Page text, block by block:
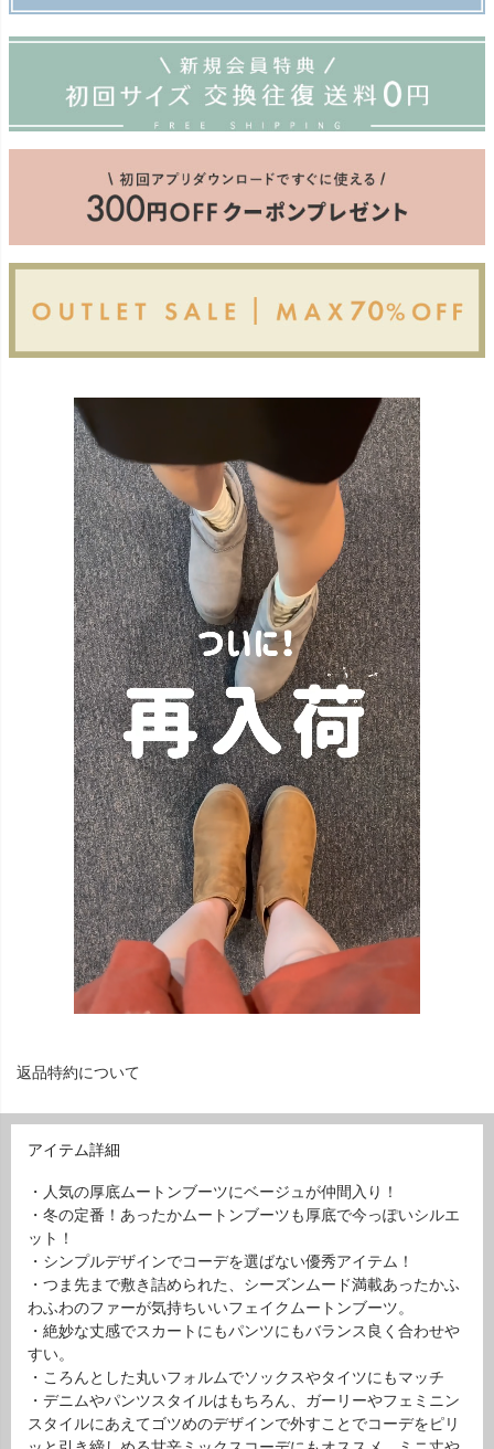
返品特約について
アイテム詳細
・人気の厚底ムートンブーツにベージュが仲間入り！
・冬の定番！あったかムートンブーツも厚底で今っぽいシルエ
ット！
・シンプルデザインでコーデを選ばない優秀アイテム！
・つま先まで敷き詰められた、シーズンムード満載あったかふ
わふわのファーが気持ちいいフェイクムートンブーツ。
・絶妙な丈感でスカートにもパンツにもバランス良く合わせや
すい。
・ころんとした丸いフォルムでソックスやタイツにもマッチ
・デニムやパンツスタイルはもちろん、ガーリーやフェミニン
スタイルにあえてゴツめのデザインで外すことでコーデをピリ